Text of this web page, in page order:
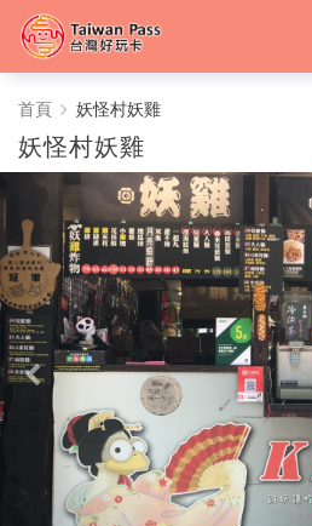
妖
怪
村
妖
雞
-
中
台
灣
首頁 妖怪村妖雞
妖怪村妖雞